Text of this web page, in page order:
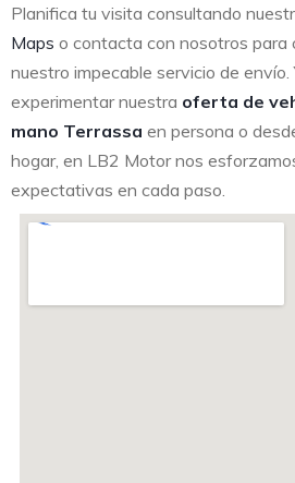
Planifica tu visita consultando
Maps o contacta con nosotros para
nuestro impecable servicio de envío.
experimentar nuestra oferta de
mano Terrassa en persona o
hogar, en LB2 Motor nos
expectativas en cada paso.